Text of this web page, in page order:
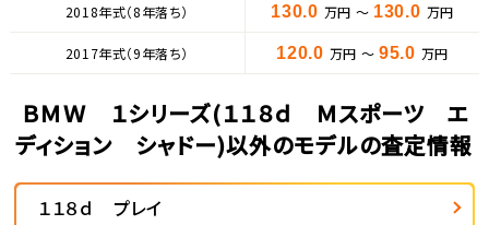
2018年式（8年落ち） 130.0 万円 ～ 130.0 万円
2017年式（9年落ち） 120.0 万円 ～ 95.0 万円
ＢＭＷ １シリーズ(１１８ｄ Ｍスポーツ エ
ディション シャドー)以外のモデルの査定情報
１１８ｄ プレイ